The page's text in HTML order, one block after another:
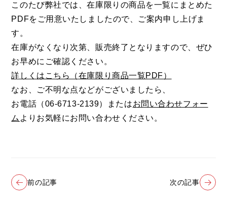
このたび弊社では、在庫限りの商品を一覧にまとめた
PDFをご用意いたしましたので、ご案内申し上げま
す。
在庫がなくなり次第、販売終了となりますので、ぜひ
お早めにご確認ください。
詳しくはこちら（在庫限り商品一覧PDF）
なお、ご不明な点などがございましたら、
お電話（06-6713-2139）またはお問い合わせフォー
ム よりお気軽にお問い合わせください。
前の記事 次の記事